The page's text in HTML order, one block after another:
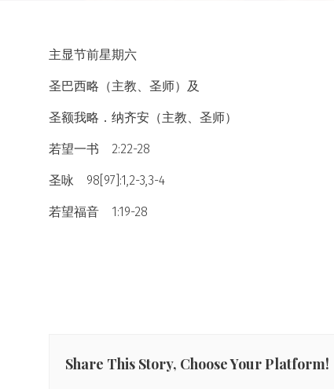
主显节前星期六
圣巴西略（主教、圣师）及
圣额我略．纳齐安（主教、圣师）
若望一书 2:22-28
圣咏 98[97]:1,2-3,3-4
若望福音 1:19-28
Share This Story, Choose Your Platform!